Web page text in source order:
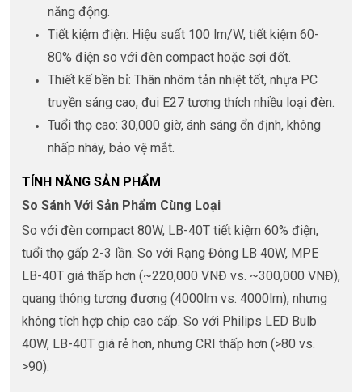
năng động.
Tiết kiệm điện: Hiệu suất 100 lm/W, tiết kiệm 60-
80% điện so với đèn compact hoặc sợi đốt.
Thiết kế bền bỉ: Thân nhôm tản nhiệt tốt, nhựa PC
truyền sáng cao, đui E27 tương thích nhiều loại đèn.
Tuổi thọ cao: 30,000 giờ, ánh sáng ổn định, không
nhấp nháy, bảo vệ mắt.
TÍNH NĂNG SẢN PHẨM
So Sánh Với Sản Phẩm Cùng Loại
So với đèn compact 80W, LB-40T tiết kiệm 60% điện,
tuổi thọ gấp 2-3 lần. So với Rạng Đông LB 40W, MPE
LB-40T giá thấp hơn (~220,000 VNĐ vs. ~300,000 VNĐ),
quang thông tương đương (4000lm vs. 4000lm), nhưng
không tích hợp chip cao cấp. So với Philips LED Bulb
40W, LB-40T giá rẻ hơn, nhưng CRI thấp hơn (>80 vs.
>90).